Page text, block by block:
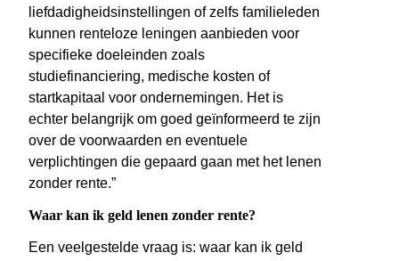
liefdadigheidsinstellingen of zelfs familieleden
kunnen renteloze leningen aanbieden voor
specifieke doeleinden zoals
studiefinanciering, medische kosten of
startkapitaal voor ondernemingen. Het is
echter belangrijk om goed geïnformeerd te zijn
over de voorwaarden en eventuele
verplichtingen die gepaard gaan met het lenen
zonder rente.”
Waar kan ik geld lenen zonder rente?
Een veelgestelde vraag is: waar kan ik geld